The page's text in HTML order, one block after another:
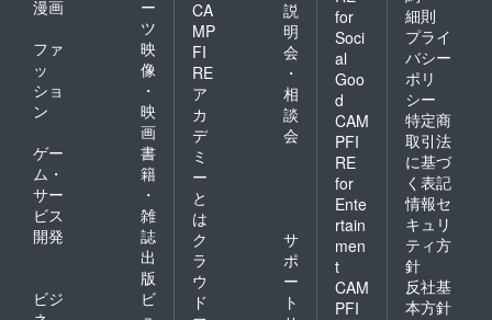
漫画
ー
ツ
ファ
ッ
ショ
ン
映
像
・
映
画
ゲー
ム・
サー
ビス
開発
書
籍
・
雑
誌
出
版
ビジ
ビ
CA
MP
FI
RE
ア
カ
デ
ミ
ー
と
は
説
明
会
・
相
談
会
ク
ラ
ウ
ド
サ
ポ
ー
ト
for
Soci
al
Goo
d
CAM
PFI
RE
for
Ente
rtain
men
t
CAM
PFI
細則
プライ
バシー
ポリ
シー
特定商
取引法
に基づ
く表記
情報セ
キュリ
ティ方
針
反社基
本方針